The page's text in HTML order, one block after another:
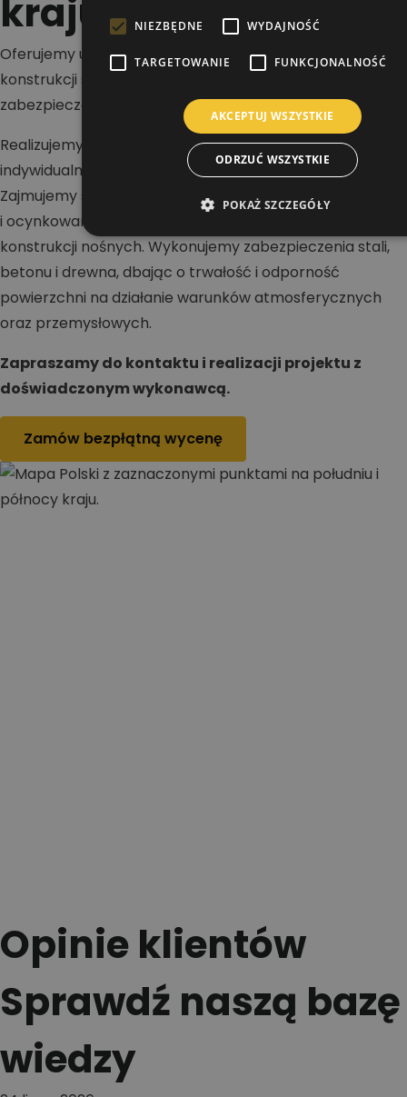
kraju
Oferujemy usługi w zakresie malowania dachów,
konstrukcji stalowych i betonowych oraz wykonywania
zabezpieczeń antykorozyjnych i ogniochronnych.
Realizujemy projekty na terenie całej Polski dla klientów
indywidualnych, firm i inwestorów przemysłowych.
Zajmujemy się renowacją dachów stalowych, blaszanych
i ocynkowanych, a także malowaniem hal oraz
konstrukcji nośnych. Wykonujemy zabezpieczenia stali,
betonu i drewna, dbając o trwałość i odporność
powierzchni na działanie warunków atmosferycznych
oraz przemysłowych.
Zapraszamy do kontaktu i realizacji projektu z
doświadczonym wykonawcą.
Zamów bezpłątną wycenę
Opinie klientów
Sprawdź naszą bazę
wiedzy
NIEZBĘDNE WYDAJNOŚĆ
TARGETOWANIE FUNKCJONALNOŚĆ
AKCEPTUJ WSZYSTKIE
ODRZUĆ WSZYSTKIE
POKAŻ SZCZEGÓŁY